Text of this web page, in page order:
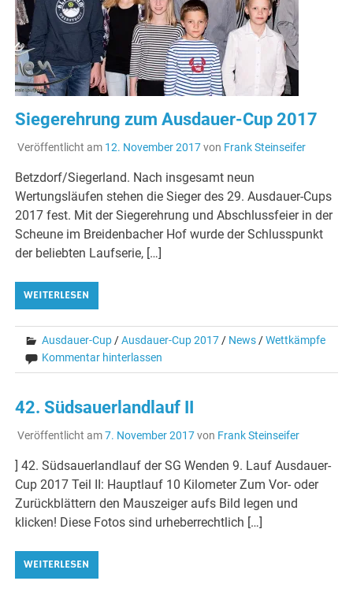
Siegerehrung zum Ausdauer-Cup 2017
Veröffentlicht am 12. November 2017von Frank Steinseifer
Betzdorf/Siegerland. Nach insgesamt neun
Wertungsläufen stehen die Sieger des 29. Ausdauer-Cups
2017 fest. Mit der Siegerehrung und Abschlussfeier in der
Scheune im Breidenbacher Hof wurde der Schlusspunkt
der beliebten Laufserie, […]
WEITERLESEN
Ausdauer-Cup/Ausdauer-Cup 2017/ News/Wettkämpfe
Kommentar hinterlassen
42. Südsauerlandlauf II
Veröffentlicht am7. November 2017von Frank Steinseifer
] 42. Südsauerlandlauf der SG Wenden 9. Lauf Ausdauer-
Cup 2017 Teil II: Hauptlauf 10 Kilometer Zum Vor- oder
Zurückblättern den Mauszeiger aufs Bild legen und
klicken! Diese Fotos sind urheberrechtlich […]
WEITERLESEN